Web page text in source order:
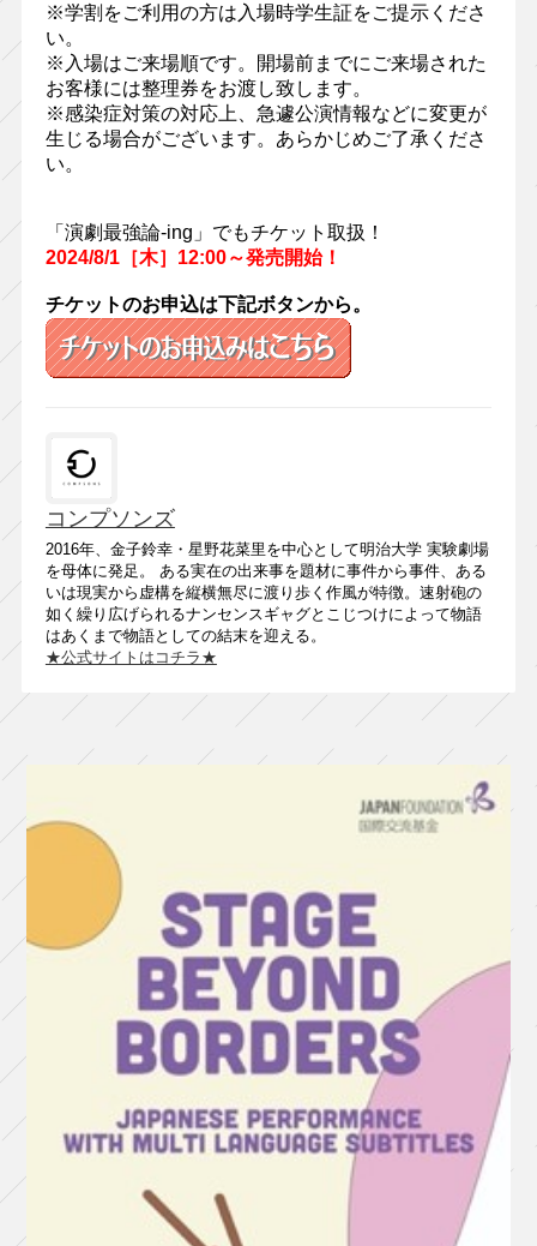
※学割をご利用の方は入場時学生証をご提示くださ
い。
※入場はご来場順です。開場前までにご来場された
お客様には整理券をお渡し致します。
※感染症対策の対応上、急遽公演情報などに変更が
生じる場合がございます。あらかじめご了承くださ
い。
「演劇最強論-ing」でもチケット取扱！
2024/8/1［木］12:00～発売開始！
チケットのお申込は下記ボタンから。
コンプソンズ
2016年、金子鈴幸・星野花菜里を中心として明治大学 実験劇場
を母体に発足。 ある実在の出来事を題材に事件から事件、ある
いは現実から虚構を縦横無尽に渡り歩く作風が特徴。速射砲の
如く繰り広げられるナンセンスギャグとこじつけによって物語
はあくまで物語としての結末を迎える。
★公式サイトはコチラ★